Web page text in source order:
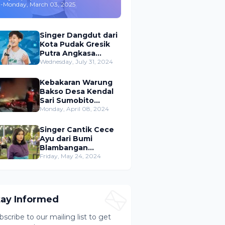
,Merambah Bisnis dan
Akting
-Monday, March 03, 2025
Singer Dangdut dari
Kota Pudak Gresik
Putra Angkasa
Gemparkan
Indonesia
Wednesday, July 31, 2024
Kebakaran Warung
Bakso Desa Kendal
Sari Sumobito
Jombang Berhasil di
Monday, April 08, 2024
Singer Cantik Cece
Ayu dari Bumi
Blambangan
Banyuwangi Siap
Friday, May 24, 2024
Informed
to our mailing list to get